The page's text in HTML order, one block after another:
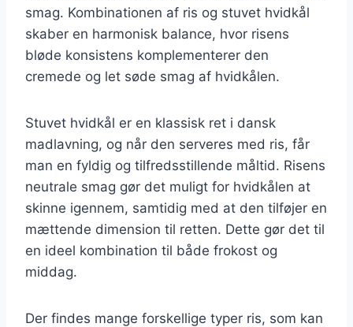
smag. Kombinationen af ris og stuvet hvidkål
skaber en harmonisk balance, hvor risens
bløde konsistens komplementerer den
cremede og let søde smag af hvidkålen.
Stuvet hvidkål er en klassisk ret i dansk
madlavning, og når den serveres med ris, får
man en fyldig og tilfredsstillende måltid. Risens
neutrale smag gør det muligt for hvidkålen at
skinne igennem, samtidig med at den tilføjer en
mættende dimension til retten. Dette gør det til
en ideel kombination til både frokost og
middag.
Der findes mange forskellige typer ris, som kan